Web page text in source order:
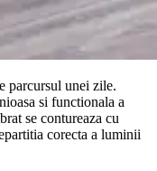
parcursul unei zile.
si functionala a
se contureaza cu
corecta a luminii